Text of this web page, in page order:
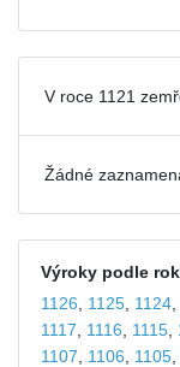
V roce 1121
Žádné
Výroky podle
1126
1125, 1124,
1117
1116 1115,
1107
1106 1105,